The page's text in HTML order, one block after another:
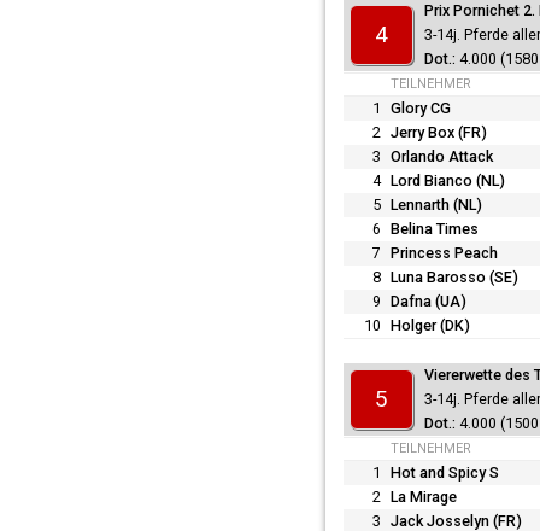
4
Prix Pornichet
3-14j. Pferde
4.000 (1580
TEILNEHMER
1
Glory CG
2 Jerry Box (FR)
3 Orlando Attack
4 Lord Bianco (NL)
5 Lennarth (NL)
6 Belina Times
7 Princess Peach
8 Luna Barosso (SE)
9 Dafna (UA)
10 Holger (DK)
5
Viererwette des
3-14j. Pferde
4.000 (1500
TEILNEHMER
1
Hot and Spicy S
2 La Mirage
3 Jack Josselyn (FR)